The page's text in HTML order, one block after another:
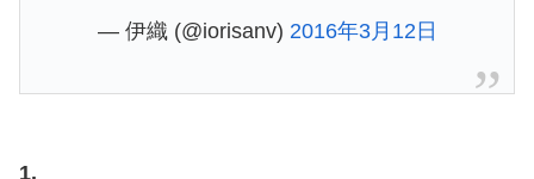
— 伊織 (@iorisanv) 2016年3月12日
1.